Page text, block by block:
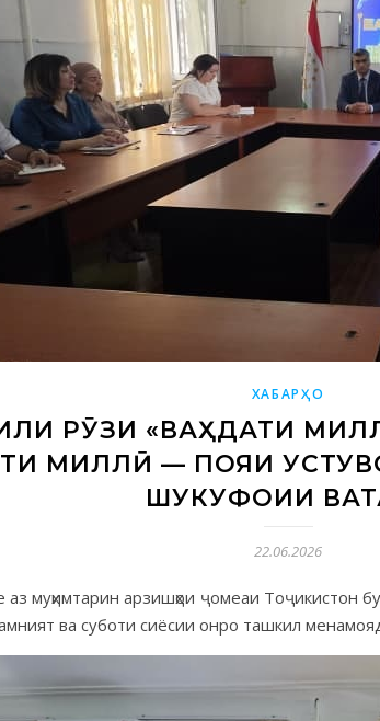
ХАБАРҲО
РӮЗИ «ВАҲДАТИ
МИЛЛӢ — ПОЯИ
ШУКУФОИИ
22.06.2026
аз муҳимтарин арзишҳои ҷомеаи Тоҷикистон
ва суботи сиёсии онро ташкил